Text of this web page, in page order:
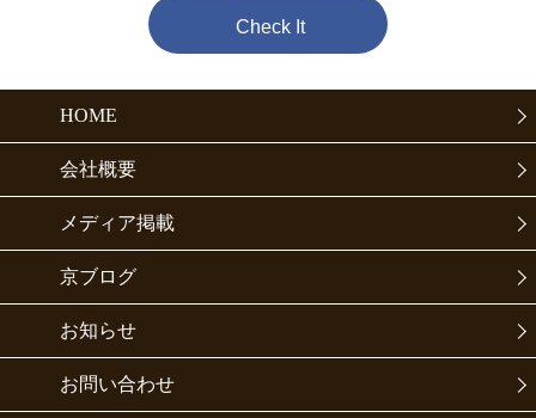
Check It
HOME
会社概要
メディア掲載
京ブログ
お知らせ
お問い合わせ